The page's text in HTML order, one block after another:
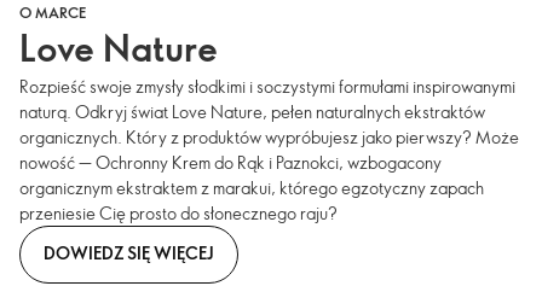
O MARCE
Love Nature
Rozpieść swoje zmysły słodkimi i soczystymi formułami inspirowanymi
naturą. Odkryj świat Love Nature, pełen naturalnych ekstraktów
organicznych. Który z produktów wypróbujesz jako pierwszy? Może
nowość — Ochronny Krem do Rąk i Paznokci, wzbogacony
organicznym ekstraktem z marakui, którego egzotyczny zapach
przeniesie Cię prosto do słonecznego raju?
DOWIEDZ SIĘ WIĘCEJ